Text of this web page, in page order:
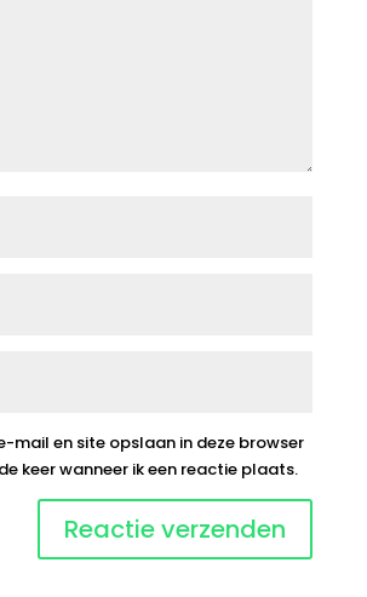
mail en site opslaan in deze browser
keer wanneer ik een reactie plaats.